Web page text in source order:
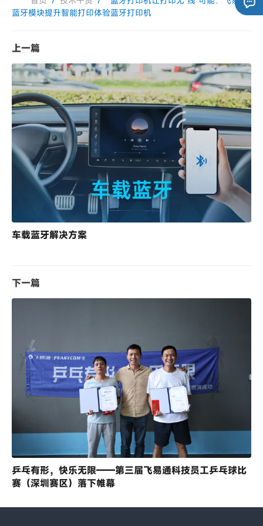
蓝牙模块提升智能打印体验蓝牙打印机
上一篇
车载蓝牙解决方案
下一篇
乒乓有形，快乐无限——第三届飞易通科技员工乒乓球比
赛（深圳赛区）落下帷幕